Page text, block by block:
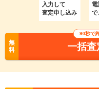
入力して
査定申し込み
電
で
無
料
90秒で
一括査